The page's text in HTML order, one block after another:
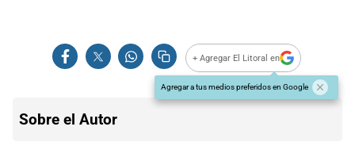
+ Agregar El Litoral en
Agregar a tus medios preferidos en Google
Sobre el Autor